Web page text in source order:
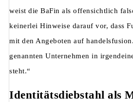
weist die BaFin als offensichtlich
keinerlei Hinweise darauf vor, dass
mit den Angeboten auf
genannten Unternehmen in
steht.“
Identitätsdiebstahl als